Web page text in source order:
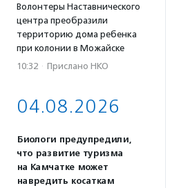
Волонтеры Наставнического
центра преобразили
территорию дома ребенка
при колонии в Можайске
10:32 · Прислано НКО
04.08.2026
Биологи предупредили,
что развитие туризма
на Камчатке может
навредить косаткам